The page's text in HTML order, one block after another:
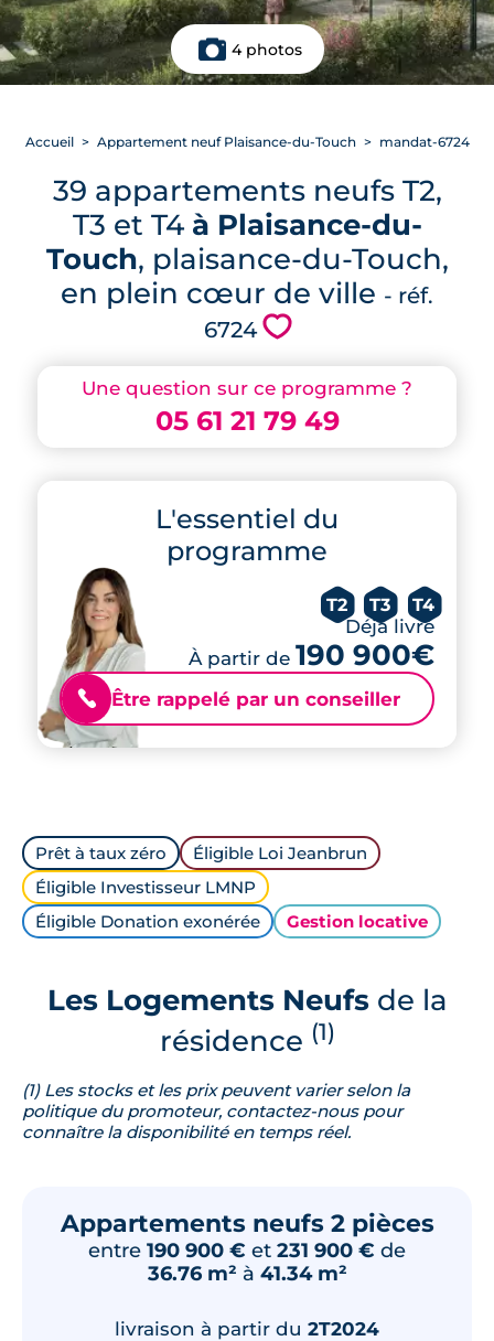
4 photos
Une question sur ce programme ?
05 61 21 79 49
L'essentiel du
programme
T2 T3 T4
Déjà livré
À partir de 190 900€
📞 Être rappelé par un conseiller
Accueil Appartement neuf Plaisance-du-Touch mandat-6724
39 appartements neufs T2,
T3 et T4 à Plaisance-du-
Touch, plaisance-du-Touch,
en plein cœur de ville - réf.
6724 💗
Prêt à taux zéro
Éligible Loi Jeanbrun
Éligible Investisseur LMNP
Éligible Donation exonérée
Gestion locative
Les Logements Neufsde la
résidence (1)
(1) Les stocks et les prix peuvent varier selon la
politique du promoteur, contactez-nous pour
connaître la disponibilité en temps réel.
Appartements neufs 2 pièces
entre 190 900 € et 231 900 € de
36.76 m² à 41.34 m²
livraison à partir du 2T2024